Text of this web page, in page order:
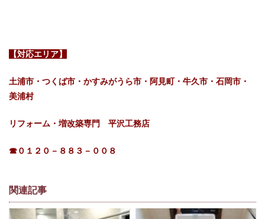
【対応エリア】
土浦市・つくば市・かすみがうら市・阿見町・牛久市・石岡市・
美浦村
リフォーム・増改築専門 平沢工務店
☎０１２０－８８３－００８
関連記事